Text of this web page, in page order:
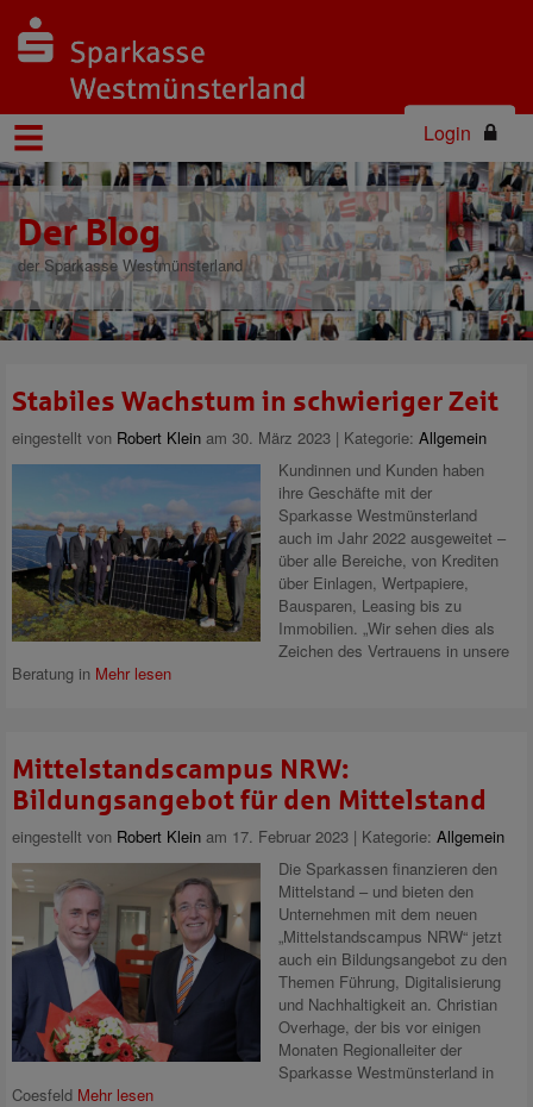
Login
Der Blog
der Sparkasse Westmünsterland
Stabiles Wachstum in schwieriger Zeit
eingestellt von Robert Klein am 30. März 2023 | Kategorie: Allgemein
Kundinnen und Kunden haben
ihre Geschäfte mit der
Sparkasse Westmünsterland
auch im Jahr 2022 ausgeweitet –
über alle Bereiche, von Krediten
über Einlagen, Wertpapiere,
Bausparen, Leasing bis zu
Immobilien. „Wir sehen dies als
Zeichen des Vertrauens in unsere
Beratung in Mehr lesen
Mittelstandscampus NRW:
Bildungsangebot für den Mittelstand
eingestellt von Robert Klein am 17. Februar 2023 | Kategorie: Allgemein
Die Sparkassen finanzieren den
Mittelstand – und bieten den
Unternehmen mit dem neuen
„Mittelstandscampus NRW“ jetzt
auch ein Bildungsangebot zu den
Themen Führung, Digitalisierung
und Nachhaltigkeit an. Christian
Overhage, der bis vor einigen
Monaten Regionalleiter der
Sparkasse Westmünsterland in
Coesfeld Mehr lesen